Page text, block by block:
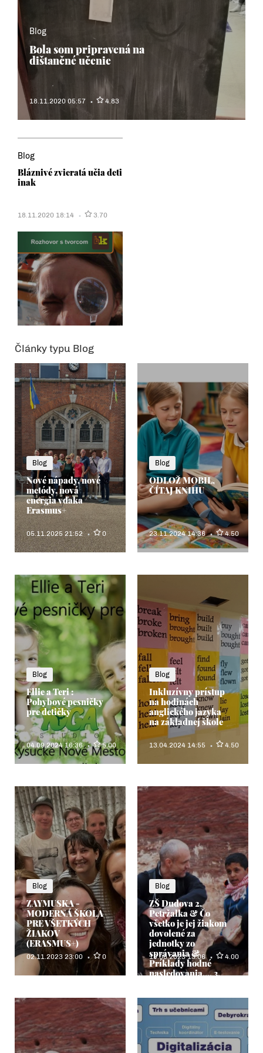
Blog
Bola som pripravená na
dištančné učenie
18.11.2020 05:57 4.83
Blog
Bláznivé zvieratá učia deti
inak
18.11.2020 18:14 3.70
Články typu Blog
Blog
Nové nápady, nové
metódy, nová
energia vďaka
Erasmus+
05.11.2025 21:52 0
Blog
ODLOŽ MOBIL,
ČÍTAJ KNIHU
23.11.2024 14:36 4.50
Blog
Ellie a Teri :
Pohybové pesničky
pre detičky
04.09.2024 16:36 5.00
Blog
Inkluzívny prístup
na hodinách
anglického jazyka
na základnej škole
13.04.2024 14:55 4.50
Blog
ZAYMUSKA -
MODERNÁ ŠKOLA
PRE VŠETKÝCH
ŽIAKOV
(ERASMUS+)
02.11.2023 23:00 0
Blog
ZŠ Dudova 2,
Petržalka & Čo
všetko je jej žiakom
dovolené za
jednotky zo
správania &
Príklady hodné
nasledovania..., 3.
19.08.2023 13:06 4.00